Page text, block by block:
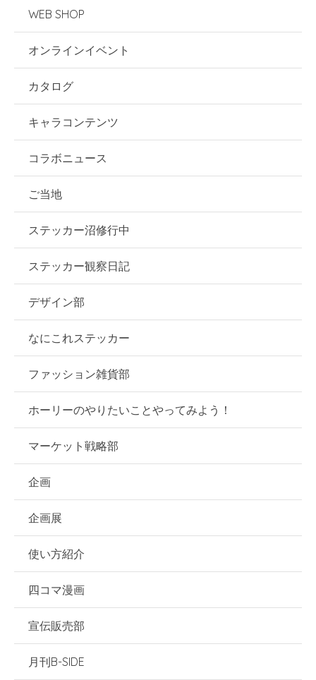
WEB SHOP
オンラインイベント
カタログ
キャラコンテンツ
コラボニュース
ご当地
ステッカー沼修行中
ステッカー観察日記
デザイン部
なにこれステッカー
ファッション雑貨部
ホーリーのやりたいことやってみよう！
マーケット戦略部
企画
企画展
使い方紹介
四コマ漫画
宣伝販売部
月刊B-SIDE